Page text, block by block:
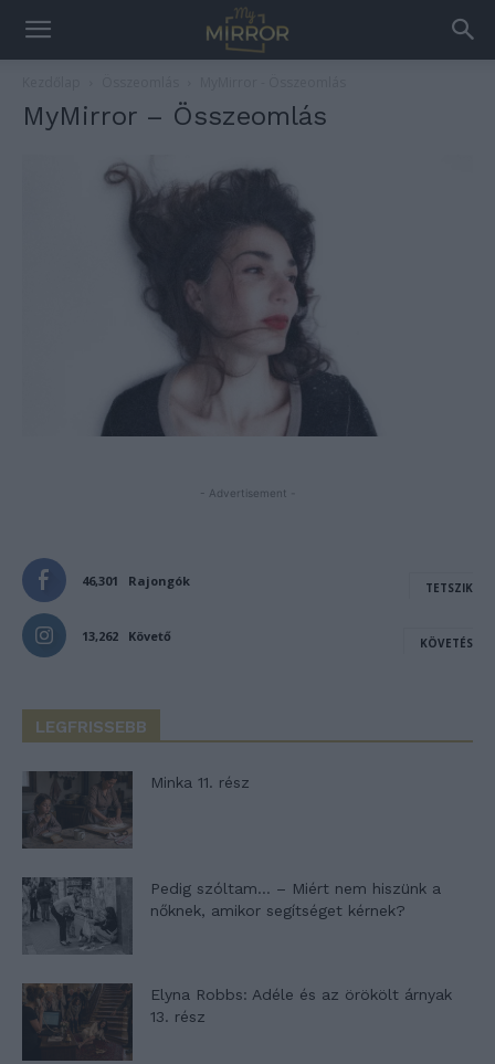
MyMirror – Összeomlás
- Advertisement -
46,301 Rajongók TETSZIK
13,262 Követő KÖVETÉS
LEGFRISSEBB
Minka 11. rész
Pedig szóltam… – Miért nem hiszünk a
nőknek, amikor segítséget kérnek?
Elyna Robbs: Adéle és az örökölt árnyak
13. rész